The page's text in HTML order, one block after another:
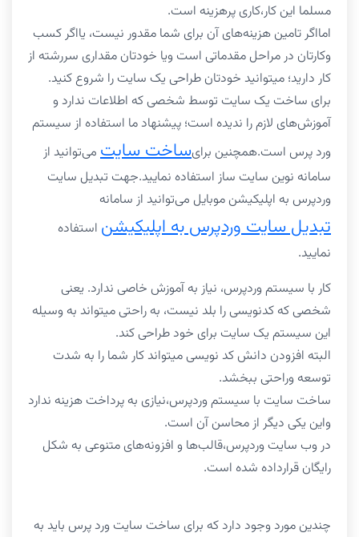
مسلما این کار،کاری پرهزینه است.
امااگر تامین هزینه‌های آن برای شما مقدور نیست، یااگر کسب
وکارتان در مراحل مقدماتی است ویا خودتان مقداری سررشته از
کار دارید؛ میتوانید خودتان طراحی یک سایت را شروع کنید.
برای ساخت یک سایت توسط شخصی که اطلاعات ندارد و
آموزش‌های لازم را ندیده است؛ پیشنهاد ما استفاده از سیستم
ورد پرس است.همچنین برایساخت سایت می‌توانید از
سامانه نوین سایت ساز استفاده نمایید.جهت تبدیل سایت
وردپرس به اپلیکیشن موبایل می‌توانید از سامانه
تبدیل سایت وردپرس به اپلیکیشن استفاده
نمایید.
کار با سیستم وردپرس، نیاز به آموزش خاصی ندارد. یعنی
شخصی که کدنویسی را بلد نیست، به راحتی میتواند به وسیله
این سیستم یک سایت برای خود طراحی کند.
البته افزودن دانش کد نویسی میتواند کار شما را به شدت
توسعه وراحتی ببخشد.
ساخت سایت با سیستم وردپرس،نیازی به پرداخت هزینه ندارد
واین یکی دیگر از محاسن آن است.
در وب سایت وردپرس،قالب‌ها و افزونه‌های متنوعی به شکل
رایگان قرارداده شده است.
چندین مورد وجود دارد که برای ساخت سایت ورد پرس باید به